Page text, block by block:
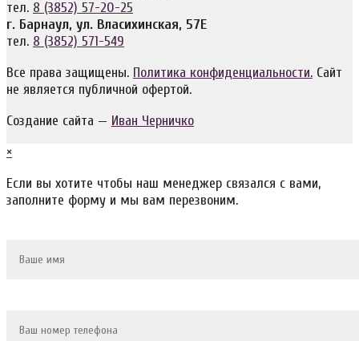
тел. 8 (3852) 57-20-25
г. Барнаул, ул. Власихинская, 57Е
тел. 8 (3852) 571-549
Все права защищены. Политика конфиденциальности. Сайт
не является публичной офертой.
Создание сайта — Иван Черничко
×
Если вы хотите чтобы наш менеджер связался с вами,
заполните форму и мы вам перезвоним.